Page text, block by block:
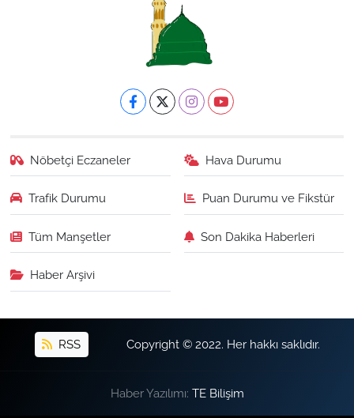
Nöbetçi Eczaneler Hava Durumu
Trafik Durumu Puan Durumu ve Fikstür
Tüm Manşetler Son Dakika Haberleri
Haber Arşivi
RSS Copyright © 2022. Her hakkı saklıdır.
Haber Yazılımı: TE Bilişim